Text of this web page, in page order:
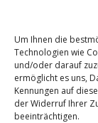
Um Ihnen die
Technologien wie
und/oder darauf
ermöglicht es uns,
Kennungen auf
der Widerruf Ihrer
beeinträchtigen.
/restaurant
Bowling
Marktplatz 4,